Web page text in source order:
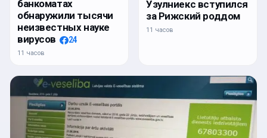
банкоматах
обнаружили тысячи
неизвестных науке
вирусов
24
11 часов
Узулниекс вступился
за Рижский роддом
11 часов